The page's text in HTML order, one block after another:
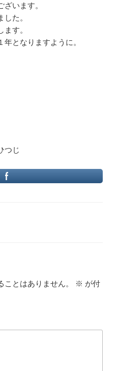
います。
た。
す。
となりますように。
つじ
とはありません。 ※ が付